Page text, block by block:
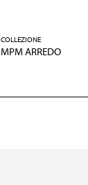
COLLEZIONE
MPM ARREDO